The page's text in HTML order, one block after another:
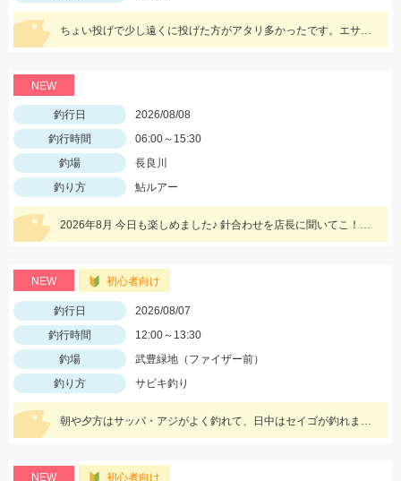
ちょい投げで少し遠くに投げた方がアタリ多かったです。エサは初心者の方は『ゴールド』が針に刺しやすくオススメ♪ハゼはまだ小振りサイズなので、針は６号。ハゼ釣りのシーズンはこれからですよ～♪
NEW
釣行日
2026/08/08
釣行時間
06:00～15:30
釣場
長良川
釣り方
鮎ルアー
2026年8月 今日も楽しめました♪ 針合わせを店長に聞いてこ！伝授お願いします！
NEW 初心者向け
釣行日
2026/08/07
釣行時間
12:00～13:30
釣場
武豊緑地（ファイザー前）
釣り方
サビキ釣り
朝や夕方はサッパ・アジがよく釣れて、日中はセイゴが釣れます！
NEW 初心者向け